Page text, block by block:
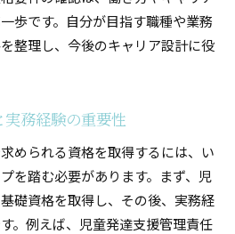
歩です。自分が目指す職種や業務
整理し、今後のキャリア設計に役
務経験の重要性
められる資格を取得するには、い
を踏む必要があります。まず、児
礎資格を取得し、その後、実務経
。例えば、児童発達支援管理責任